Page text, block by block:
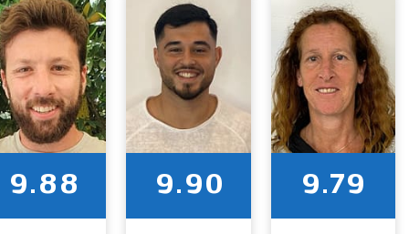
9.79
9.90
9.88